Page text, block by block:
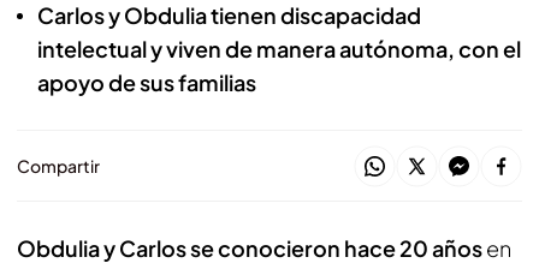
Carlos y Obdulia tienen discapacidad
intelectual y viven de manera autónoma, con el
apoyo de sus familias
Compartir
Obdulia y Carlos se conocieron hace 20 añosen